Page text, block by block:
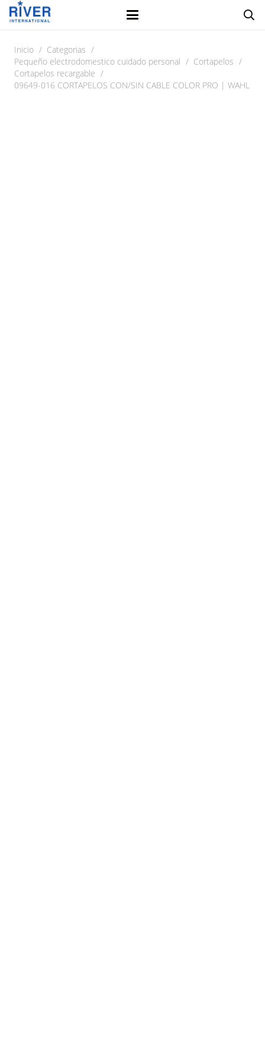
Inicio / Categorias /
Pequeño electrodomestico cuidado personal / Cortapelos /
Cortapelos recargable /
09649-016 CORTAPELOS CON/SIN CABLE COLOR PRO | WAHL